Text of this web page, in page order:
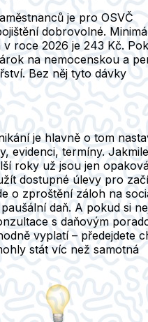
je pro OSVČ
dobrovolné.
v roce 2026 je 243 Kč.
na nemocenskou a
Bez něj tyto dávky
je hlavně o tom
evidenci, termíny.
roky už jsou jen
dostupné úlevy pro
o zproštění záloh na
daň. A pokud si
s daňovým
vyplatí – předejdete
stát víc než samotná